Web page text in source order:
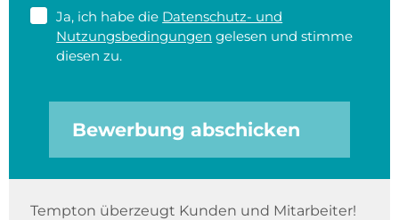
Ja, ich habe die Datenschutz- und
Nutzungsbedingungen gelesen und stimme
diesen zu.
Bewerbung abschicken
Tempton überzeugt Kunden und Mitarbeiter!